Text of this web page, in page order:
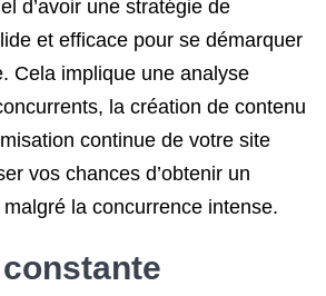
d’avoir une stratégie de
et efficace pour se démarquer
Cela implique une analyse
la création de contenu
continue de votre site
vos chances d’obtenir un
la concurrence intense.